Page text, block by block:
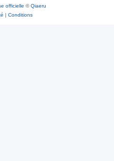
officielle ©Qiaeru
| Conditions